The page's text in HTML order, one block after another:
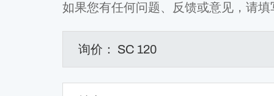
如果您有任何问题、反馈或意见，请